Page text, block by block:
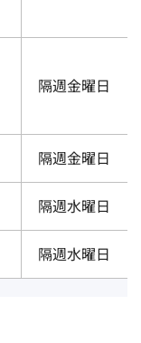
隔週金曜日
隔週金曜日
隔週水曜日
隔週水曜日